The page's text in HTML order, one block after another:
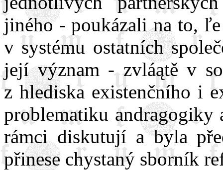
jiného - poukázali na to,
v systému ostatních
její význam - zvláątě v
z hlediska existenčního i
problematiku andragogiky
rámci diskutují a byla
přinese chystaný sborník